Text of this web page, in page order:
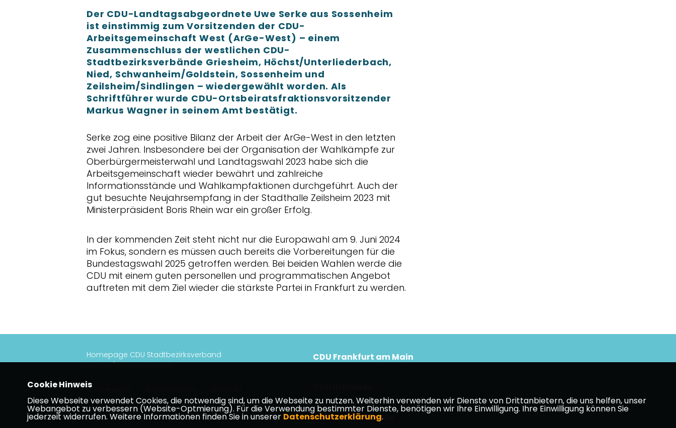
Der CDU-Landtagsabgeordnete Uwe Serke aus Sossenheim
ist einstimmig zum Vorsitzenden der CDU-
Arbeitsgemeinschaft West (ArGe-West) – einem
Zusammenschluss der westlichen CDU-
Stadtbezirksverbände Griesheim, Höchst/Unterliederbach,
Nied, Schwanheim/Gold­stein, Sossenheim und
Zeilsheim/Sindlingen – wiedergewählt worden. Als
Schriftführer wurde CDU-Ortsbeiratsfraktionsvorsitzender
Markus Wagner in seinem Amt bestätigt.
Serke zog eine positive Bilanz der Arbeit der ArGe-West in den letzten
zwei Jahren. Insbesondere bei der Organisation der Wahlkämpfe zur
Oberbürgermeisterwahl und Landtagswahl 2023 habe sich die
Arbeitsgemeinschaft wieder bewährt und zahlreiche
Informationsstände und Wahlkampfaktionen durchgeführt. Auch der
gut besuchte Neujahrsempfang in der Stadthalle Zeilsheim 2023 mit
Ministerpräsident Boris Rhein war ein großer Erfolg.
In der kommenden Zeit steht nicht nur die Europawahl am 9. Juni 2024
im Fokus, sondern es müssen auch bereits die Vorbereitungen für die
Bundestagswahl 2025 getroffen werden. Bei beiden Wahlen werde die
CDU mit einem guten personellen und programmatischen Angebot
auftreten mit dem Ziel wieder die stärkste Partei in Frankfurt zu werden.
Homepage CDU Stadtbezirksverband
Impressum
CDU Frankfurt am Main
CDU Deutschlands
Cookie Hinweis
Diese Webseite verwendet Cookies, die notwendig sind, um die Webseite zu nutzen. Weiterhin verwenden wir Dienste von Drittanbietern, die uns helfen, unser
Webangebot zu verbessern (Website-Optmierung). Für die Verwendung bestimmter Dienste, benötigen wir Ihre Einwilligung. Ihre Einwilligung können Sie
jederzeit widerrufen. Weitere Informationen finden Sie in unserer Datenschutzerklärung.